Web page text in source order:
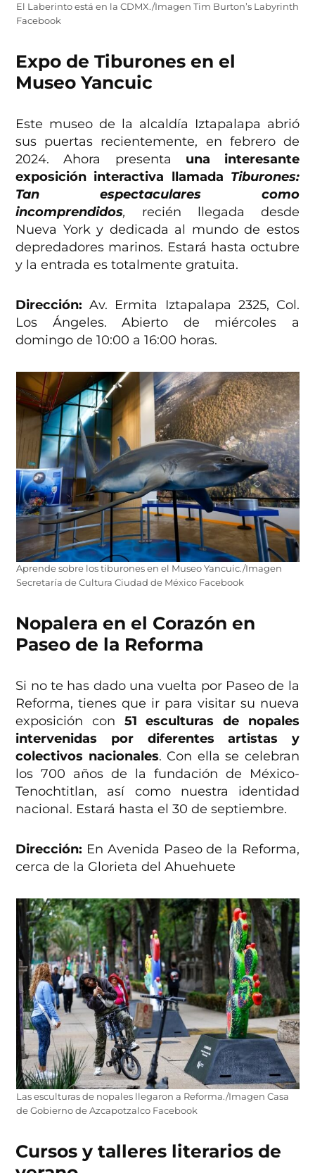
El Laberinto está en la CDMX./Imagen Tim Burton’s Labyrinth
Facebook
Expo de Tiburones en el
Museo Yancuic
Este museo de la alcaldía Iztapalapa abrió
sus puertas recientemente, en febrero de
2024. Ahora presenta una interesante
exposición interactiva llamada Tiburones:
Tan espectaculares como
incomprendidos,
recién llegada desde
Nueva York y dedicada al mundo de estos
depredadores marinos. Estará hasta octubre
y la entrada es totalmente gratuita.
Dirección: Av. Ermita Iztapalapa 2325, Col.
Los Ángeles. Abierto de miércoles a
domingo de 10:00 a 16:00 horas.
Aprende sobre los tiburones en el Museo Yancuic./Imagen
Secretaría de Cultura Ciudad de México Facebook
Nopalera en el Corazón en
Paseo de la Reforma
Si no te has dado una vuelta por Paseo de la
Reforma, tienes que ir para visitar su nueva
exposición con 51 esculturas de nopales
intervenidas por diferentes artistas y
colectivos nacionales. Con ella se celebran
los 700 años de la fundación de México-
Tenochtitlan, así como nuestra identidad
nacional. Estará hasta el 30 de septiembre.
Dirección: En Avenida Paseo de la Reforma,
cerca de la Glorieta del Ahuehuete
Las esculturas de nopales llegaron a Reforma./Imagen Casa
de Gobierno de Azcapotzalco Facebook
Cursos y talleres literarios de